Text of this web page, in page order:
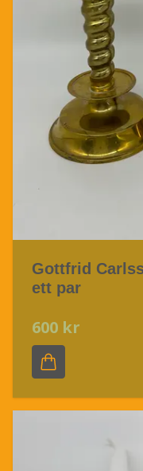
Gottfrid
ett par
600 kr